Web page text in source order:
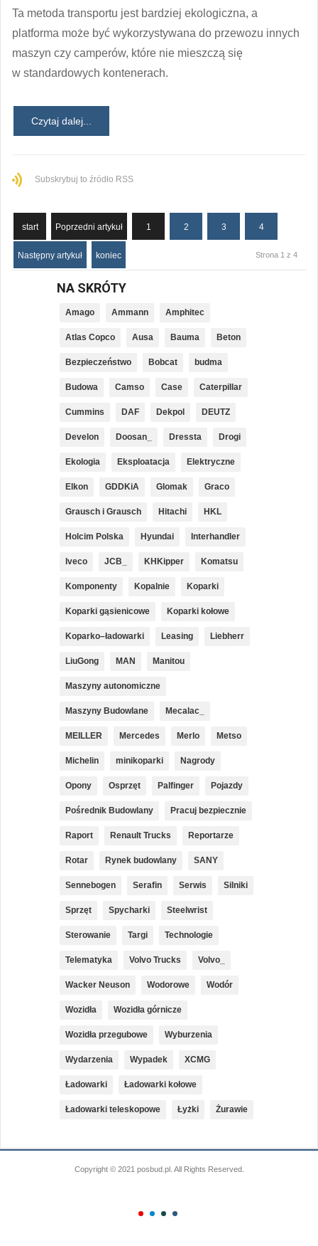
Ta metoda transportu jest bardziej ekologiczna, a
platforma może być wykorzystywana do przewozu innych
maszyn czy camperów, które nie mieszczą się
w standardowych kontenerach.
Czytaj dalej...
Subskrybuj to źródło RSS
start Poprzedni artykuł 1 2 3 4
Następny artykuł koniec Strona 1 z 4
NA SKRÓTY
Amago Ammann Amphitec
Atlas Copco Ausa Bauma Beton
Bezpieczeństwo Bobcat budma
Budowa Camso Case Caterpillar
Cummins DAF Dekpol DEUTZ
Develon Doosan_ Dressta Drogi
Ekologia Eksploatacja Elektryczne
Elkon GDDKiA Glomak Graco
Grausch i Grausch Hitachi HKL
Holcim Polska Hyundai Interhandler
Iveco JCB_ KHKipper Komatsu
Komponenty Kopalnie Koparki
Koparki gąsienicowe Koparki kołowe
Koparko–ładowarki Leasing Liebherr
LiuGong MAN Manitou
Maszyny autonomiczne
Maszyny Budowlane Mecalac_
MEILLER Mercedes Merlo Metso
Michelin minikoparki Nagrody
Opony Osprzęt Palfinger Pojazdy
Pośrednik Budowlany Pracuj bezpiecznie
Raport Renault Trucks Reportarze
Rotar Rynek budowlany SANY
Sennebogen Serafin Serwis Silniki
Sprzęt Spycharki Steelwrist
Sterowanie Targi Technologie
Telematyka Volvo Trucks Volvo_
Wacker Neuson Wodorowe Wodór
Wozidła Wozidła górnicze
Wozidła przegubowe Wyburzenia
Wydarzenia Wypadek XCMG
Ładowarki Ładowarki kołowe
Ładowarki teleskopowe Łyżki Żurawie
Copyright © 2021 posbud.pl. All Rights Reserved.